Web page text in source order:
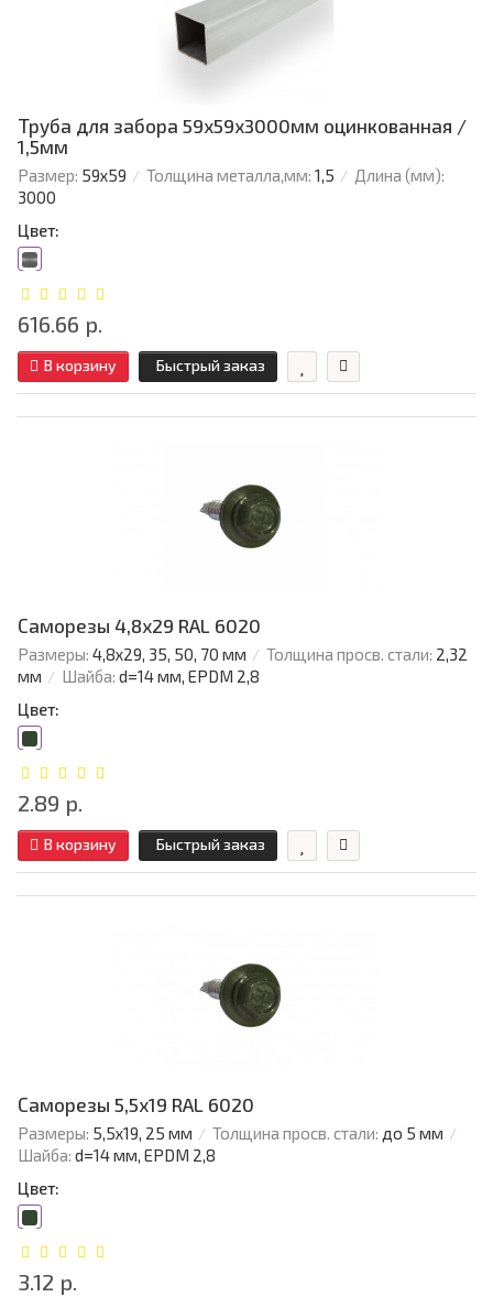
Труба для забора 59х59x3000мм оцинкованная /
1,5мм
Размер: 59х59 Толщина металла,мм: 1,5
Длина (мм):
3000
Цвет:
616.66 р.
В корзину Быстрый заказ
Саморезы 4,8х29 RAL 6020
Размеры: 4,8х29, 35, 50, 70 мм Толщина просв. стали: 2,32
мм
Шайба: d=14 мм, EPDM 2,8
Цвет:
2.89 р.
В корзину Быстрый заказ
Саморезы 5,5х19 RAL 6020
Размеры: 5,5х19, 25 мм Толщина просв. стали: до 5 мм
Шайба: d=14 мм, EPDM 2,8
Цвет:
3.12 р.